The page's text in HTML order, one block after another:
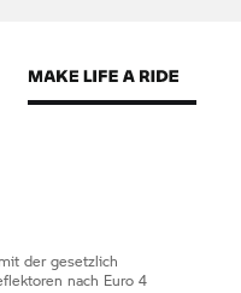
der gesetzlich
nach Euro 4